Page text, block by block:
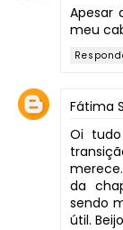
Apesar
meu
Fátima
Oi
da
sendo
útil.